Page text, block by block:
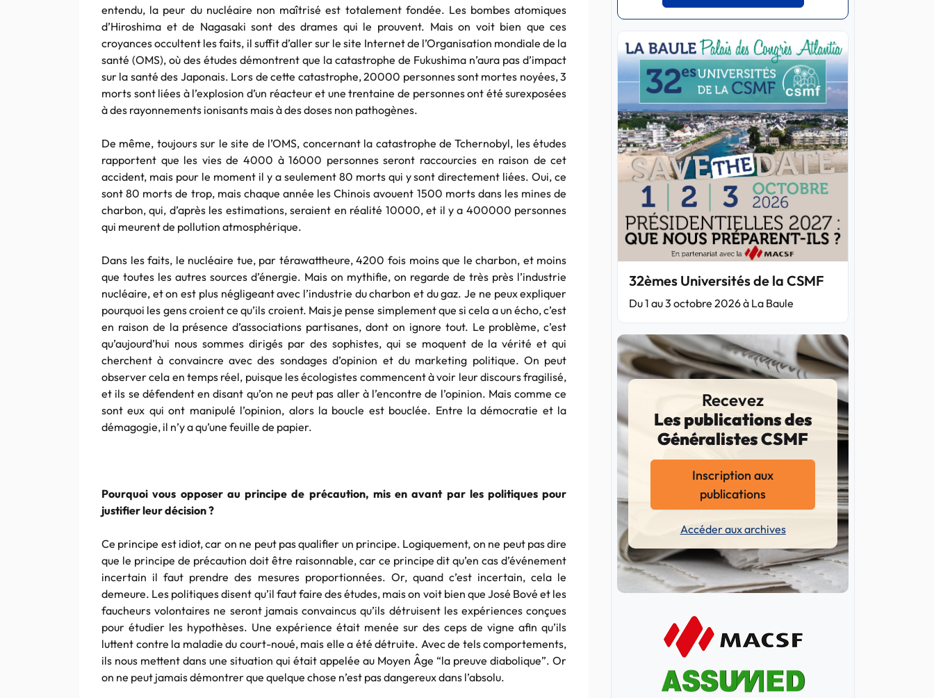
entendu, la peur du nucléaire non maîtrisé est totalement fondée. Les bombes atomiques
d’Hiroshima et de Nagasaki sont des drames qui le prouvent. Mais on voit bien que ces
croyances occultent les faits, il suffit d’aller sur le site Internet de l’Organisation mondiale de la
santé (OMS), où des études démontrent que la catastrophe de Fukushima n’aura pas d’impact
sur la santé des Japonais. Lors de cette catastrophe, 20000 personnes sont mortes noyées, 3
morts sont liées à l’explosion d’un réacteur et une trentaine de personnes ont été surexposées
à des rayonnements ionisants mais à des doses non pathogènes.
De même, toujours sur le site de l’OMS, concernant la catastrophe de Tchernobyl, les études
rapportent que les vies de 4000 à 16000 personnes seront raccourcies en raison de cet
accident, mais pour le moment il y a seulement 80 morts qui y sont directement liées. Oui, ce
sont 80 morts de trop, mais chaque année les Chinois avouent 1500 morts dans les mines de
charbon, qui, d’après les estimations, seraient en réalité 10000, et il y a 400000 personnes
qui meurent de pollution atmosphérique.
Dans les faits, le nucléaire tue, par térawattheure, 4200 fois moins que le charbon, et moins
que toutes les autres sources d’énergie. Mais on mythifie, on regarde de très près l’industrie
nucléaire, et on est plus négligeant avec l’industrie du charbon et du gaz. Je ne peux expliquer
pourquoi les gens croient ce qu’ils croient. Mais je pense simplement que si cela a un écho, c’est
en raison de la présence d’associations partisanes, dont on ignore tout. Le problème, c’est
qu’aujourd’hui nous sommes dirigés par des sophistes, qui se moquent de la vérité et qui
cherchent à convaincre avec des sondages d’opinion et du marketing politique. On peut
observer cela en temps réel, puisque les écologistes commencent à voir leur discours fragilisé,
et ils se défendent en disant qu’on ne peut pas aller à l’encontre de l’opinion. Mais comme ce
sont eux qui ont manipulé l’opinion, alors la boucle est bouclée. Entre la démocratie et la
démagogie, il n’y a qu’une feuille de papier.
Pourquoi vous opposer au principe de précaution, mis en avant par les politiques pour
justifier leur décision ?
Ce principe est idiot, car on ne peut pas qualifier un principe. Logiquement, on ne peut pas dire
que le principe de précaution doit être raisonnable, car ce principe dit qu’en cas d’événement
incertain il faut prendre des mesures proportionnées. Or, quand c’est incertain, cela le
demeure. Les politiques disent qu’il faut faire des études, mais on voit bien que José Bové et les
faucheurs volontaires ne seront jamais convaincus qu’ils détruisent les expériences conçues
pour étudier les hypothèses. Une expérience était menée sur des ceps de vigne afin qu’ils
luttent contre la maladie du court-noué, mais elle a été détruite. Avec de tels comportements,
ils nous mettent dans une situation qui était appelée au Moyen Âge “la preuve diabolique”. Or
on ne peut jamais démontrer que quelque chose n’est pas dangereux dans l’absolu.
32èmes Universités de la CSMF
Du 1 au 3 octobre 2026 à La Baule
Recevez
Les publications des
Généralistes CSMF
Inscription aux
publications
Accéder aux archives